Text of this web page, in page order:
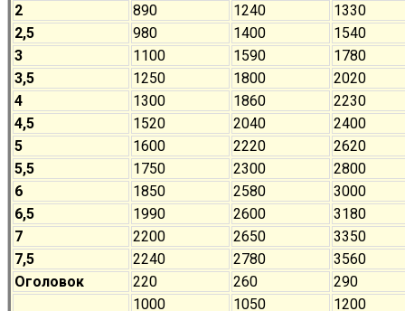
2
890 1240
1330
2,5
980 1400
1540
3
1100 1590
1780
3,5
1250 1800
2020
4
1300 1860
2230
4,5
1520 2040
2400
5
1600 2220
2620
5,5
1750 2300
2800
6
1850 2580
3000
6,5
1990 2600
3180
7
2200 2650
3350
7,5
2240 2780
3560
Оголовок
220 260
290
1000
1050 1200